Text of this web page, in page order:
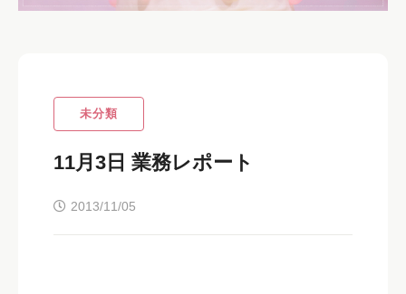
未分類
11月3日 業務レポート
2013/11/05